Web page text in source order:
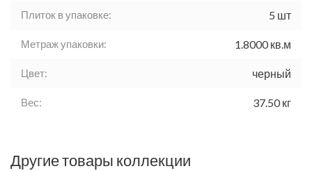
Плиток в упаковке: 5 шт
Метраж упаковки: 1.8000 кв.м
Цвет: черный
Вес: 37.50 кг
Другие товары коллекции